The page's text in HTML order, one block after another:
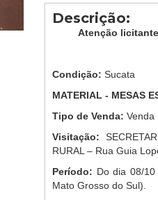
Descrição:
Atenção
Condição: Sucata
MATERIAL - MESAS
Tipo de Venda: Venda
Visitação:
RURAL – Rua Guia
Período: Do dia 08/
Mato Grosso do Sul).